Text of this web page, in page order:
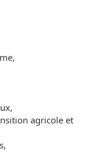
agricole et